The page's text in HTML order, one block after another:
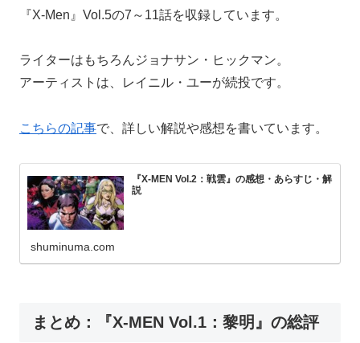
『X-Men』Vol.5の7～11話を収録しています。
ライターはもちろんジョナサン・ヒックマン。
アーティストは、レイニル・ユーが続投です。
こちらの記事で、詳しい解説や感想を書いています。
『X-MEN Vol.2：戦雲』の感想・あらすじ・解
説
shuminuma.com
まとめ：『X-MEN Vol.1：黎明』の総評